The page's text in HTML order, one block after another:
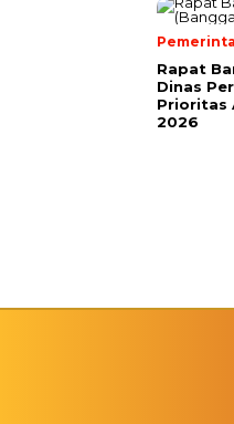
Rapat
Dinas
Prioritas
2026